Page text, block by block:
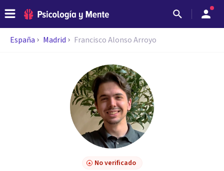
España Madrid Francisco Alonso Arroyo
No verificado